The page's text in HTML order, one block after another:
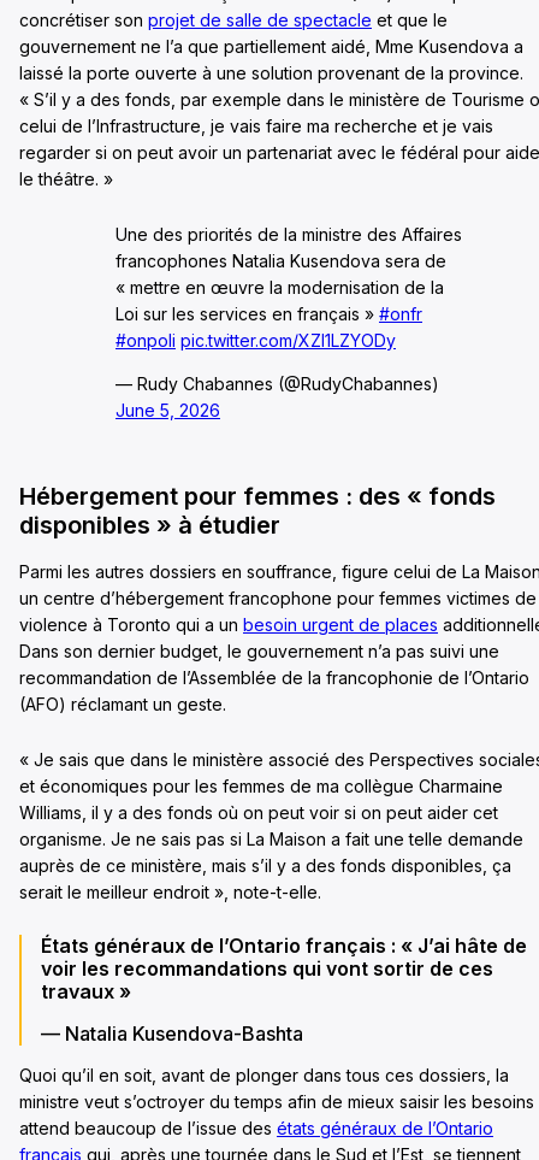
concrétiser son projet de salle de spectacle et que le
gouvernement ne l’a que partiellement aidé, Mme Kusendova a
laissé la porte ouverte à une solution provenant de la province.
« S’il y a des fonds, par exemple dans le ministère de Tourisme
celui de l’Infrastructure, je vais faire ma recherche et je vais
regarder si on peut avoir un partenariat avec le fédéral pour
le théâtre. »
Une des priorités de la ministre des Affaires
francophones Natalia Kusendova sera de
« mettre en œuvre la modernisation de la
Loi sur les services en français » #onfr
#onpoli pic.twitter.com/XZI1LZYODy
— Rudy Chabannes (@RudyChabannes)
June 5, 2026
Hébergement pour femmes : des « fonds
disponibles » à étudier
Parmi les autres dossiers en souffrance, figure celui de La
un centre d’hébergement francophone pour femmes victimes de
violence à Toronto qui a un besoin urgent de places
Dans son dernier budget, le gouvernement n’a pas suivi une
recommandation de l’Assemblée de la francophonie de l’Ontario
(AFO) réclamant un geste.
« Je sais que dans le ministère associé des Perspectives
et économiques pour les femmes de ma collègue Charmaine
Williams, il y a des fonds où on peut voir si on peut aider cet
organisme. Je ne sais pas si La Maison a fait une telle demande
auprès de ce ministère, mais s’il y a des fonds disponibles, ça
serait le meilleur endroit », note-t-elle.
États généraux de l’Ontario français : « J’ai hâte de
voir les recommandations qui vont sortir de ces
travaux »
— Natalia Kusendova-Bashta
Quoi qu’il en soit, avant de plonger dans tous ces dossiers, la
ministre veut s’octroyer du temps afin de mieux saisir les besoins
attend beaucoup de l’issue des états généraux de l’Ontario
français qui, après une tournée dans le Sud et l’Est, se tiennent